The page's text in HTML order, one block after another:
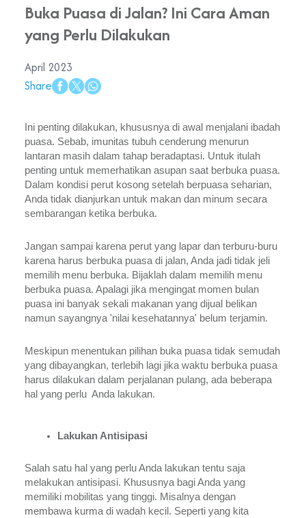
Buka Puasa di Jalan? Ini Cara Aman
yang Perlu Dilakukan
April 2023
Share
Ini penting dilakukan, khususnya di awal menjalani ibadah
puasa. Sebab, imunitas tubuh cenderung menurun
lantaran masih dalam tahap beradaptasi. Untuk itulah
penting untuk memerhatikan asupan saat berbuka puasa.
Dalam kondisi perut kosong setelah berpuasa seharian,
Anda tidak dianjurkan untuk makan dan minum secara
sembarangan ketika berbuka.
Jangan sampai karena perut yang lapar dan terburu-buru
karena harus berbuka puasa di jalan, Anda jadi tidak jeli
memilih menu berbuka. Bijaklah dalam memilih menu
berbuka puasa. Apalagi jika mengingat momen bulan
puasa ini banyak sekali makanan yang dijual belikan
namun sayangnya 'nilai kesehatannya' belum terjamin.
Meskipun menentukan pilihan buka puasa tidak semudah
yang dibayangkan, terlebih lagi jika waktu berbuka puasa
harus dilakukan dalam perjalanan pulang, ada beberapa
hal yang perlu  Anda lakukan.
Lakukan Antisipasi
Salah satu hal yang perlu Anda lakukan tentu saja
melakukan antisipasi. Khususnya bagi Anda yang
memiliki mobilitas yang tinggi. Misalnya dengan
membawa kurma di wadah kecil. Seperti yang kita